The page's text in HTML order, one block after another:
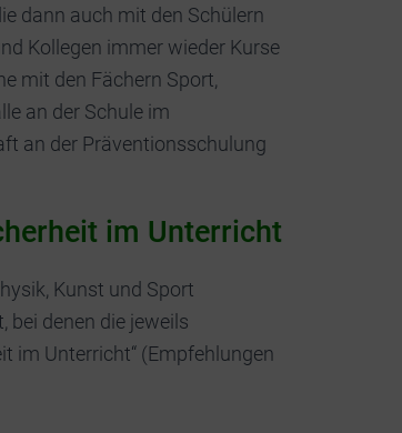
dann auch mit den Schülern
Kollegen immer wieder Kurse
mit den Fächern Sport,
an der Schule im
an der Präventionsschulung
im Unterricht
Kunst und Sport
bei denen die jeweils
im Unterricht“ (Empfehlungen